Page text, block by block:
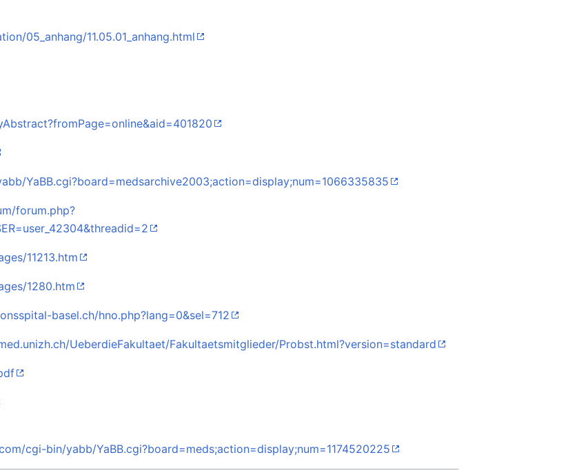
05_anhang/11.05.01_anhang.html
YaBB.cgi?board=medsarchive2003;action=display;num=1066335835
forum.php?
11213.htm
1280.htm
basel.ch/hno.php?lang=0&sel=712
UeberdieFakultaet/Fakultaetsmitglieder/Probst.html?version=standard
cgi-bin/yabb/YaBB.cgi?board=meds;action=display;num=1174520225